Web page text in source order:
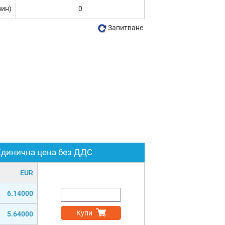
цена без ДДС
EUR
6.14000
5.64000 Купи
0
Запитване